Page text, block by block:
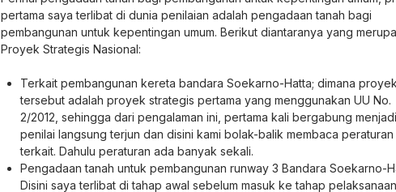
pertama saya terlibat di dunia penilaian adalah pengadaan tanah bagi
pembangunan untuk kepentingan umum. Berikut diantaranya yang
Proyek Strategis Nasional:
Terkait pembangunan kereta bandara Soekarno-Hatta; dimana proyek
tersebut adalah proyek strategis pertama yang menggunakan UU No.
2/2012, sehingga dari pengalaman ini, pertama kali bergabung menjadi
penilai langsung terjun dan disini kami bolak-balik membaca peraturan
terkait. Dahulu peraturan ada banyak sekali.
Pengadaan tanah untuk pembangunan runway 3 Bandara Soekarno-
Disini saya terlibat di tahap awal sebelum masuk ke tahap pelaksanaan